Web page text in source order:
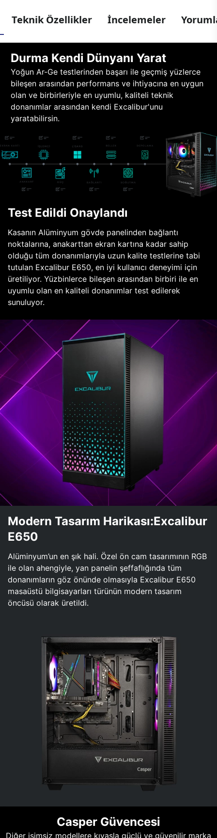
Teknik Özellikler İncelemeler
Durma Kendi Dünyanı Yarat
Yoğun Ar-Ge testlerinden başarı ile geçmiş yüzlerce
bileşen arasından performans ve ihtiyacına en uygun
olan ve birbirleriyle en uyumlu, kaliteli teknik
donanımlar arasından kendi Excalibur'unu
yaratabilirsin.
Test Edildi Onaylandı
Kasanın Alüminyum gövde panelinden bağlantı
noktalarına, anakarttan ekran kartına kadar sahip
olduğu tüm donanımlarıyla uzun kalite testlerine tabi
tutulan Excalibur E650, en iyi kullanıcı deneyimi için
üretiliyor. Yüzbinlerce bileşen arasından birbiri ile en
uyumlu olan en kaliteli donanımlar test edilerek
sunuluyor.
Modern Tasarım Harikası:Excalibur
E650
Alüminyum’un en şık hali. Özel ön cam tasarımının RGB
ile olan ahengiyle, yan panelin şeffaflığında tüm
donanımların göz önünde olmasıyla Excalibur E650
masaüstü bilgisayarları türünün modern tasarım
öncüsü olarak üretildi.
Casper Güvencesi
Diğer isimsiz modellere kıyasla güçlü ve güvenilir marka